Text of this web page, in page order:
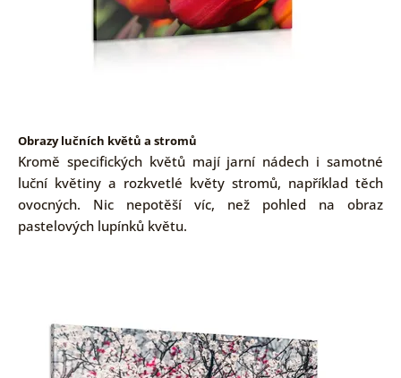
Obrazy lučních květů a stromů
Kromě specifických květů mají jarní nádech i samotné
luční květiny a rozkvetlé květy stromů, například těch
ovocných. Nic nepotěší víc, než pohled na obraz
pastelových lupínků květu.